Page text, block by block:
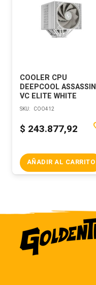
COOLER CPU
DEEPCOOL ASSASSIN
VC ELITE WHITE
SKU: COO412
$ 243.877,92
AÑADIR AL CARRITO